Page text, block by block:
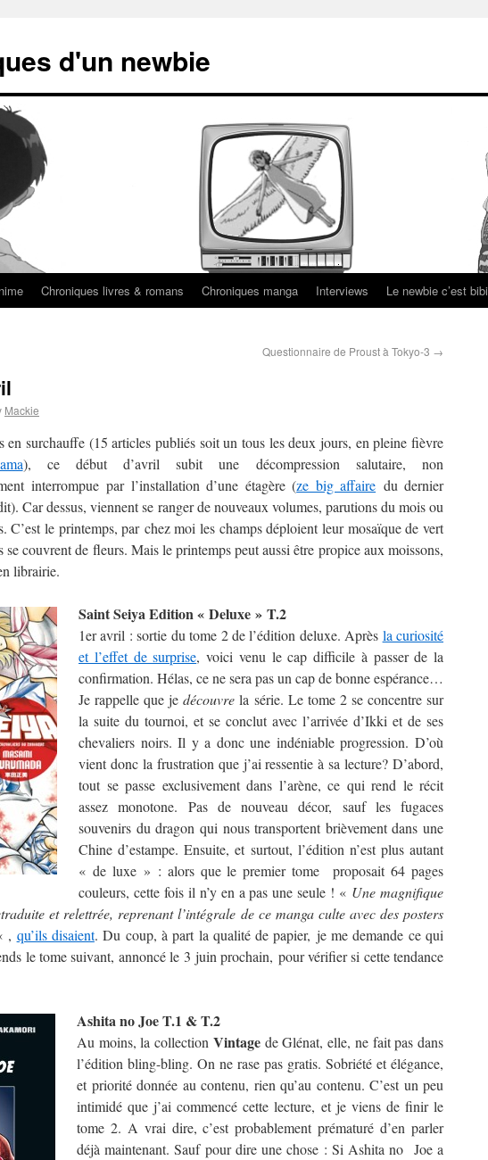
d'un newbie
Chroniques livres & romans Chroniques manga Interviews Le newbie c’est bibi
Questionnaire de Proust à Tokyo-3 →
Mackie
en surchauffe (15 articles publiés soit un tous les deux jours, en pleine fièvre
), ce début d’avril subit une décompression salutaire, non
interrompue par l’installation d’une étagère (ze big affaire du dernier
Car dessus, viennent se ranger de nouveaux volumes, parutions du mois ou
C’est le printemps, par chez moi les champs déploient leur mosaïque de vert
se couvrent de fleurs. Mais le printemps peut aussi être propice aux moissons,
librairie.
Saint Seiya Edition « Deluxe » T.2
1er avril : sortie du tome 2 de l’édition deluxe. Après la curiosité
et l’effet de surprise, voici venu le cap difficile à passer de la
confirmation. Hélas, ce ne sera pas un cap de bonne espérance…
Je rappelle que jedécouvre la série. Le tome 2 se concentre sur
la suite du tournoi, et se conclut avec l’arrivée d’Ikki et de ses
chevaliers noirs. Il y a donc une indéniable progression. D’où
vient donc la frustration que j’ai ressentie à sa lecture? D’abord,
tout se passe exclusivement dans l’arène, ce qui rend le récit
assez monotone. Pas de nouveau décor, sauf les fugaces
souvenirs du dragon qui nous transportent brièvement dans une
Chine d’estampe. Ensuite, et surtout, l’édition n’est plus autant
« de luxe » : alors que le premier tome proposait 64 pages
couleurs, cette fois il n’y en a pas une seule ! « Une magnifique
et relettrée, reprenant l’intégrale de ce manga culte avec des posters
, qu’ils disaient. Du coup, à part la qualité de papier, je me demande ce qui
le tome suivant, annoncé le 3 juin prochain, pour vérifier si cette tendance
Ashita no Joe T.1 & T.2
Au moins, la collection Vintagede Glénat, elle, ne fait pas dans
l’édition bling-bling. On ne rase pas gratis. Sobriété et élégance,
et priorité donnée au contenu, rien qu’au contenu. C’est un peu
intimidé que j’ai commencé cette lecture, et je viens de finir le
tome 2. A vrai dire, c’est probablement prématuré d’en parler
déjà maintenant. Sauf pour dire une chose : Si Ashita no Joe a